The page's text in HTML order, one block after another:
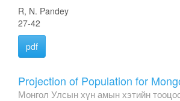
R, N. Pandey
27-42
pdf
Projection of Population for
Монгол Улсын хүн амын хэтийн